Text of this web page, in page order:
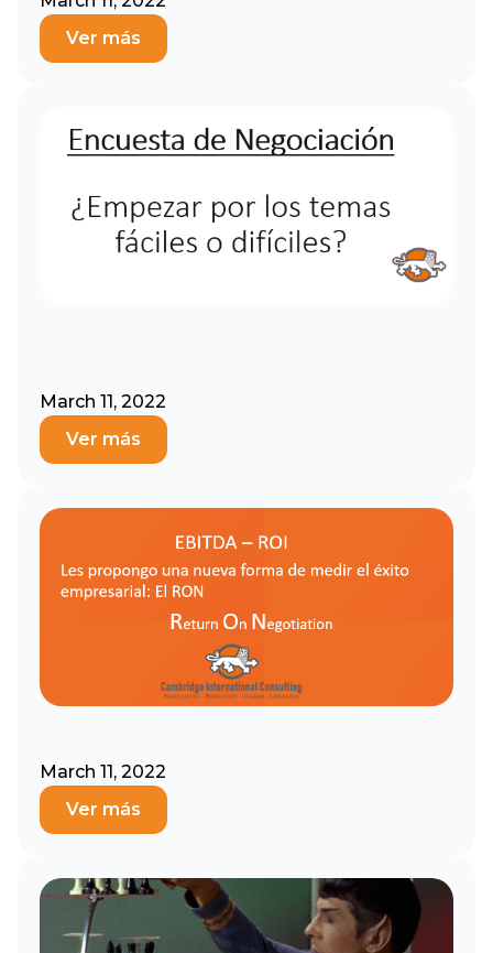
Ver más
March 11, 2022
Ver más
March 11, 2022
Ver más